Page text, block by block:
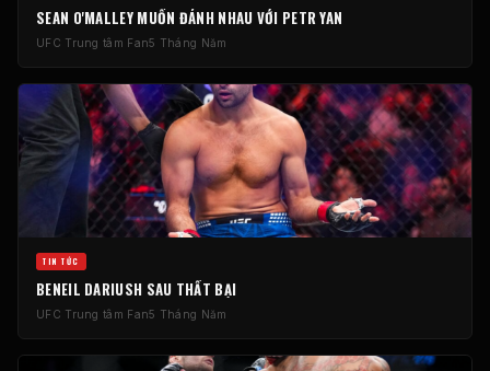
SEAN O'MALLEY MUỐN ĐÁNH NHAU VỚI PETR YAN
UFC Trung tâm Fan5 Tháng Năm
TIN TỨC
BENEIL DARIUSH SAU THẤT BẠI
UFC Trung tâm Fan5 Tháng Năm